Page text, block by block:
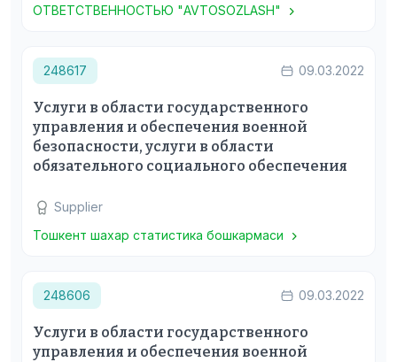
ОТВЕТСТВЕННОСТЬЮ "AVTOSOZLASH"
248617 09.03.2022
Услуги в области государственного
управления и обеспечения военной
безопасности, услуги в области
обязательного социального обеспечения
Supplier
Тошкент шахар статистика бошкармаси
248606 09.03.2022
Услуги в области государственного
управления и обеспечения военной